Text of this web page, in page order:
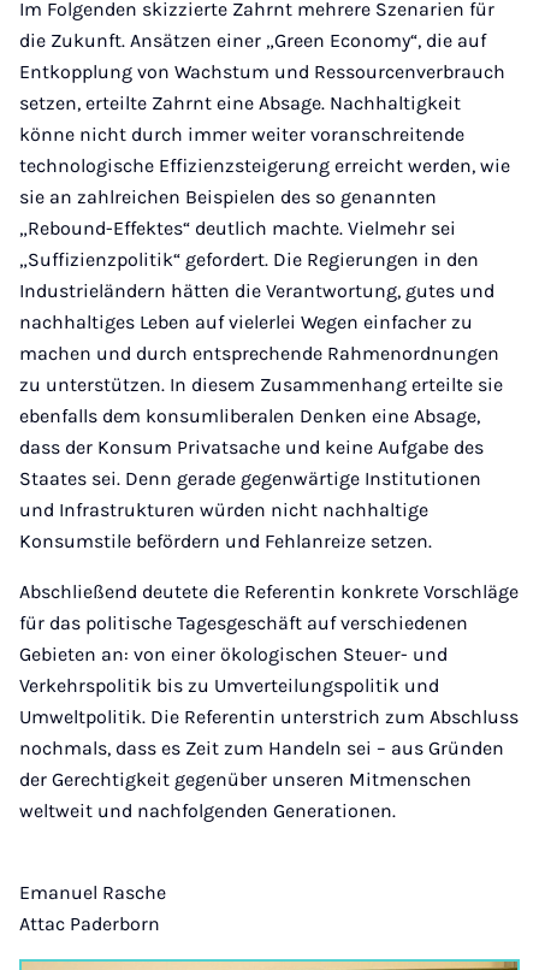
Im Folgenden skizzierte Zahrnt mehrere Szenarien für
die Zukunft. Ansätzen einer „Green Economy“, die auf
Entkopplung von Wachstum und Ressourcenverbrauch
setzen, erteilte Zahrnt eine Absage. Nachhaltigkeit
könne nicht durch immer weiter voranschreitende
technologische Effizienzsteigerung erreicht werden, wie
sie an zahlreichen Beispielen des so genannten
„Rebound-Effektes“ deutlich machte. Vielmehr sei
„Suffizienzpolitik“ gefordert. Die Regierungen in den
Industrieländern hätten die Verantwortung, gutes und
nachhaltiges Leben auf vielerlei Wegen einfacher zu
machen und durch entsprechende Rahmenordnungen
zu unterstützen. In diesem Zusammenhang erteilte sie
ebenfalls dem konsumliberalen Denken eine Absage,
dass der Konsum Privatsache und keine Aufgabe des
Staates sei. Denn gerade gegenwärtige Institutionen
und Infrastrukturen würden nicht nachhaltige
Konsumstile befördern und Fehlanreize setzen.
Abschließend deutete die Referentin konkrete Vorschläge
für das politische Tagesgeschäft auf verschiedenen
Gebieten an: von einer ökologischen Steuer- und
Verkehrspolitik bis zu Umverteilungspolitik und
Umweltpolitik. Die Referentin unterstrich zum Abschluss
nochmals, dass es Zeit zum Handeln sei – aus Gründen
der Gerechtigkeit gegenüber unseren Mitmenschen
weltweit und nachfolgenden Generationen.
Emanuel Rasche
Attac Paderborn